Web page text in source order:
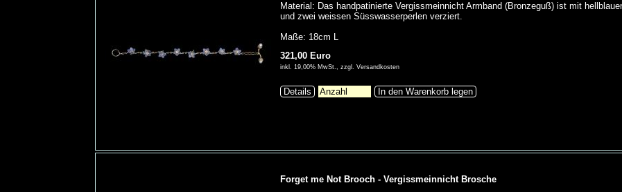
Material: Das handpatinierte Vergissmeinnicht Armband (Bronzeguß) ist mit
und zwei weissen Süsswasserperlen verziert.
Maße: 18cm L
321,00 Euro
inkl. 19,00% MwSt., zzgl. Versandkosten
Details In den Warenkorb legen
Forget me Not Brooch - Vergissmeinnicht Brosche